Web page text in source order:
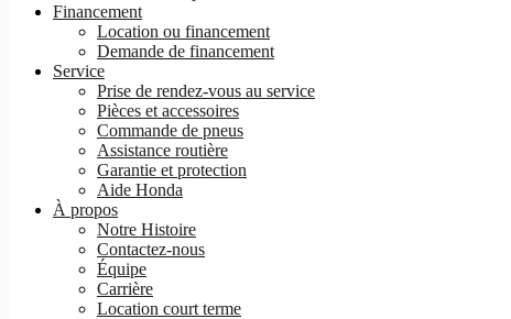
Financement
Location ou financement
Demande de financement
Service
Prise de rendez-vous au service
Pièces et accessoires
Commande de pneus
Assistance routière
Garantie et protection
Aide Honda
À propos
Notre Histoire
Contactez-nous
Équipe
Carrière
Location court terme